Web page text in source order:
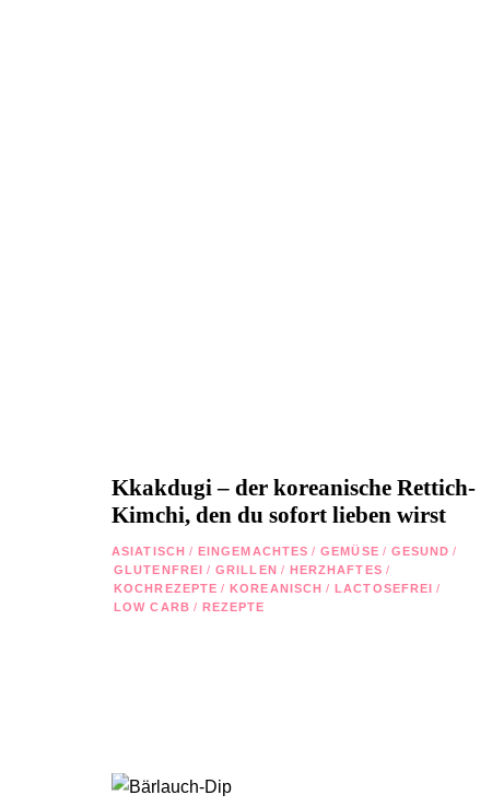
Kkakdugi – der koreanische Rettich-
Kimchi, den du sofort lieben wirst
ASIATISCH / EINGEMACHTES / GEMÜSE / GESUND /
GLUTENFREI / GRILLEN / HERZHAFTES /
KOCHREZEPTE / KOREANISCH / LACTOSEFREI /
LOW CARB / REZEPTE